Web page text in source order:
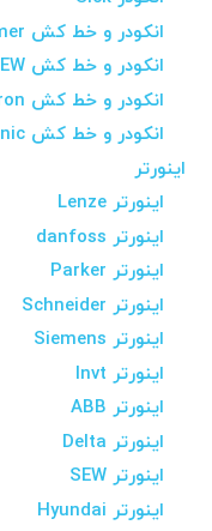
انکودر و خط کش Baumer
انکودر و خط کش SEW
انکودر و خط کش Omron
انکودر و خط کش Trelectronic
اینورتر
اینورتر Lenze
اینورتر danfoss
اینورتر Parker
اینورتر Schneider
اینورتر Siemens
اینورتر Invt
اینورتر ABB
اینورتر Delta
اینورتر SEW
اینورتر Hyundai